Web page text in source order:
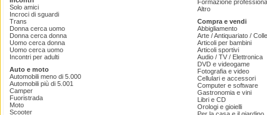
Solo amici
Incroci di sguardi
Trans
Donna cerca uomo
Donna cerca donna
Uomo cerca donna
Uomo cerca uomo
Incontri per adulti
Auto e moto
Automobili meno di 5.000
Automobili più di 5.001
Camper
Fuoristrada
Moto
Scooter
Formazione
Altro
Compra e vendi
Abbigliamento
Arte / Antiquariato /
Articoli per bambini
Articoli sportivi
Audio / TV / Elettronica
DVD e videogame
Fotografia e video
Cellulari e accessori
Computer e software
Gastronomia e vini
Libri e CD
Orologi e gioielli